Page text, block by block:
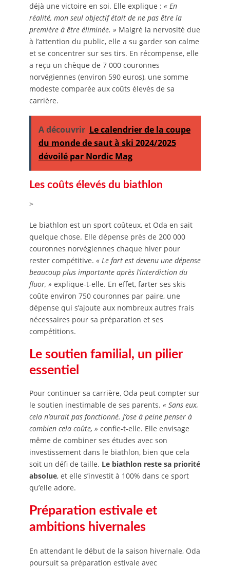
déjà une victoire en soi. Elle explique : « En
réalité, mon seul objectif était de ne pas être la
première à être éliminée. » Malgré la nervosité due
à l’attention du public, elle a su garder son calme
et se concentrer sur ses tirs. En récompense, elle
a reçu un chèque de 7 000 couronnes
norvégiennes (environ 590 euros), une somme
modeste comparée aux coûts élevés de sa
carrière.
A découvrir Le calendrier de la coupe
du monde de saut à ski 2024/2025
dévoilé par Nordic Mag
Les coûts élevés du biathlon
>
Le biathlon est un sport coûteux, et Oda en sait
quelque chose. Elle dépense près de 200 000
couronnes norvégiennes chaque hiver pour
rester compétitive. « Le fart est devenu une dépense
beaucoup plus importante après l’interdiction du
fluor, » explique-t-elle. En effet, farter ses skis
coûte environ 750 couronnes par paire, une
dépense qui s’ajoute aux nombreux autres frais
nécessaires pour sa préparation et ses
compétitions.
Le soutien familial, un pilier
essentiel
Pour continuer sa carrière, Oda peut compter sur
le soutien inestimable de ses parents. « Sans eux,
cela n’aurait pas fonctionné. J’ose à peine penser à
combien cela coûte, » confie-t-elle. Elle envisage
même de combiner ses études avec son
investissement dans le biathlon, bien que cela
soit un défi de taille. Le biathlon reste sa priorité
absolue, et elle s’investit à 100% dans ce sport
qu’elle adore.
Préparation estivale et
ambitions hivernales
En attendant le début de la saison hivernale, Oda
poursuit sa préparation estivale avec